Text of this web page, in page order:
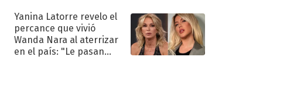
Yanina Latorre revelo el
percance que vivió
Wanda Nara al aterrizar
en el país: "Le pasan